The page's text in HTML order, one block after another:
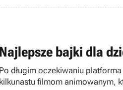
Najlepsze bajki dla
Po długim oczekiwaniu
kilkunastu filmom animowanym,